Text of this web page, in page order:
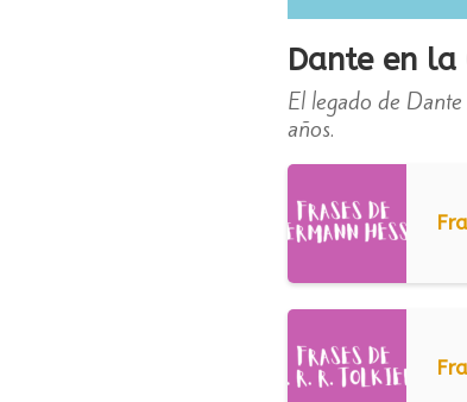
Dante en
El legado de
años.